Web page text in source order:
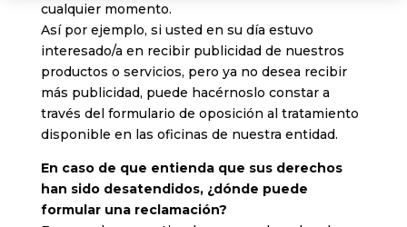
cualquier momento.
Así por ejemplo, si usted en su día estuvo
interesado/a en recibir publicidad de nuestros
productos o servicios, pero ya no desea recibir
más publicidad, puede hacérnoslo constar a
través del formulario de oposición al tratamiento
disponible en las oficinas de nuestra entidad.
En caso de que entienda que sus derechos
han sido desatendidos, ¿dónde puede
formular una reclamación?